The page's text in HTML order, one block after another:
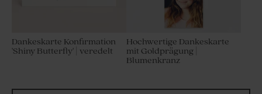
Dankeskarte Konfirmation
'Shiny Butterfly' | veredelt
Hochwertige Dankeskarte
mit Goldprägung |
Blumenkranz